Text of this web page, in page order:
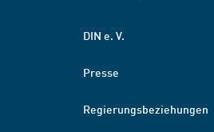
DIN e. V.
Presse
Regierungsbeziehungen